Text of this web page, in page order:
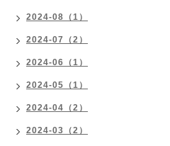
2024-08（1）
2024-07（2）
2024-06（1）
2024-05（1）
2024-04（2）
2024-03（2）